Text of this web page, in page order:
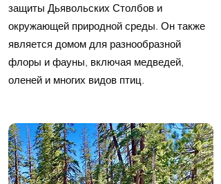
защиты Дьявольских Столбов и
окружающей природной среды. Он также
является домом для разнообразной
флоры и фауны, включая медведей,
оленей и многих видов птиц.